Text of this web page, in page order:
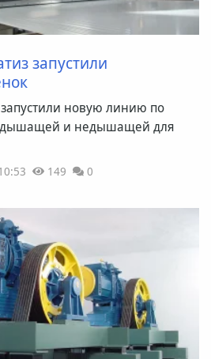
запустили
новую линию по
дышащей и недышащей для
149 0